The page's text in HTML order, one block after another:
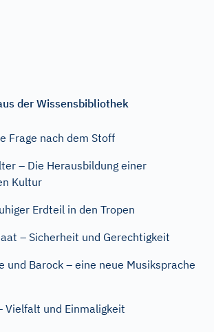
der Wissensbibliothek
Frage nach dem Stoff
– Die Herausbildung einer
Kultur
Erdteil in den Tropen
– Sicherheit und Gerechtigkeit
und Barock – eine neue Musiksprache
Vielfalt und Einmaligkeit